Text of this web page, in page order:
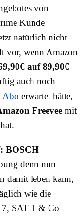
von
Kunde
natürlich nicht
vor, wenn Amazon
auf 89,90€
auch noch
Abo erwartet hätte,
Freevee mit
BOSCH
denn nun
damit leben kann,
wie die
7, SAT 1 & Co